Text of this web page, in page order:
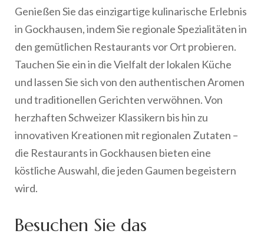
Genießen Sie das einzigartige kulinarische Erlebnis
in Gockhausen, indem Sie regionale Spezialitäten in
den gemütlichen Restaurants vor Ort probieren.
Tauchen Sie ein in die Vielfalt der lokalen Küche
und lassen Sie sich von den authentischen Aromen
und traditionellen Gerichten verwöhnen. Von
herzhaften Schweizer Klassikern bis hin zu
innovativen Kreationen mit regionalen Zutaten –
die Restaurants in Gockhausen bieten eine
köstliche Auswahl, die jeden Gaumen begeistern
wird.
Besuchen Sie das